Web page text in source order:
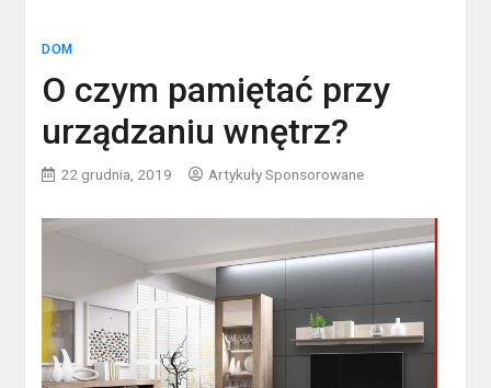
DOM
O czym pamiętać przy
urządzaniu wnętrz?
22 grudnia, 2019 Artykuły Sponsorowane